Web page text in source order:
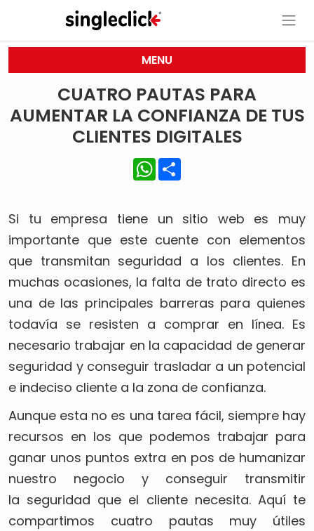
MENU
CUATRO PAUTAS PARA
AUMENTAR LA CONFIANZA DE TUS
CLIENTES DIGITALES
WhatsApp
Si tu empresa tiene un sitio web es muy
importante que este cuente con elementos
que transmitan seguridad a los clientes. En
muchas ocasiones, la falta de trato directo es
una de las principales barreras para quienes
todavía se resisten a comprar en línea. Es
necesario trabajar en la capacidad de generar
seguridad y conseguir trasladar a un potencial
e indeciso cliente a la zona de confianza.
Aunque esta no es una tarea fácil, siempre hay
recursos en los que podemos trabajar para
ganar unos puntos extra en pos de humanizar
nuestro negocio y conseguir transmitir
la seguridad que el cliente necesita. Aquí te
compartimos cuatro pautas muy útiles